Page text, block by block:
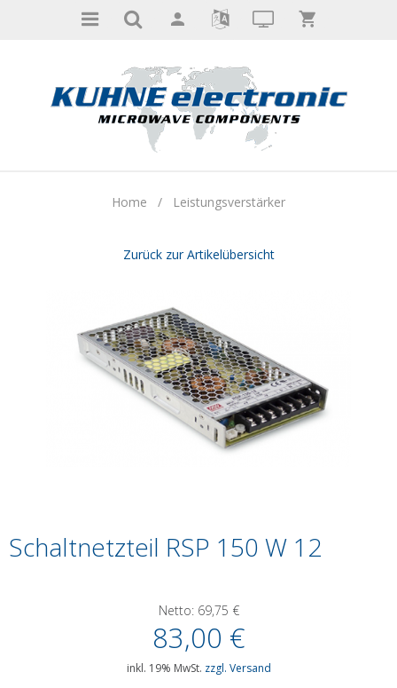
Home / Leistungsverstärker
Zurück zur Artikelübersicht
Schaltnetzteil RSP 150 W 12
Netto: 69,75 €
83,00 €
inkl. 19% MwSt. zzgl. Versand